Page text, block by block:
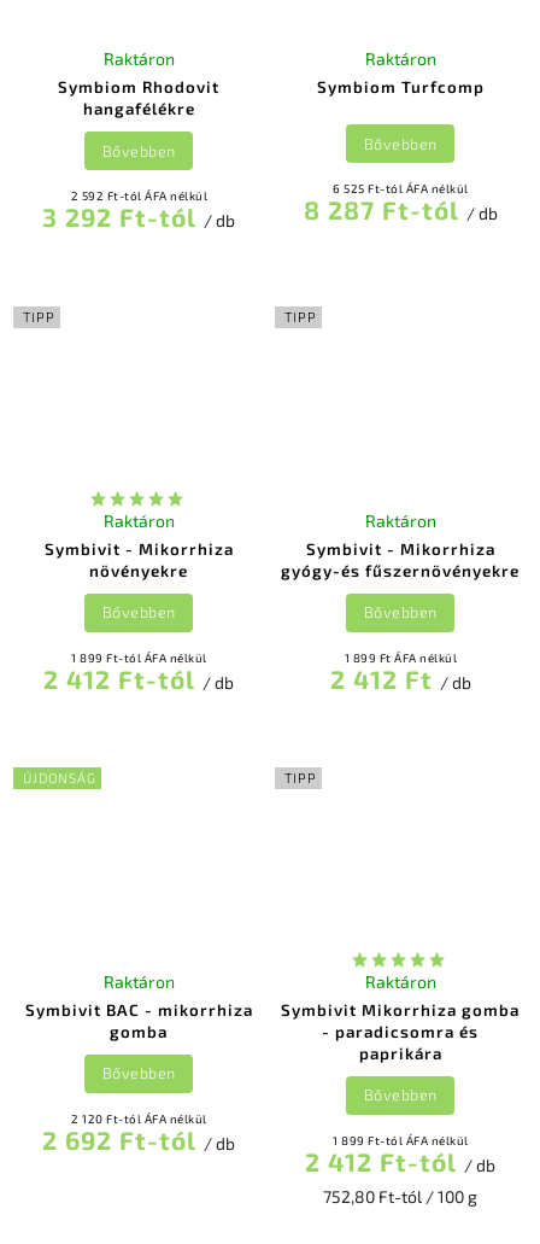
Symbiom Rhodovit
hangafélékre
Raktáron
2 592 Ft-tól ÁFA nélkül
3 292 Ft-tól / db
Bővebben
Symbiom Turfcomp
Raktáron
6 525 Ft-tól ÁFA nélkül
8 287 Ft-tól / db
Bővebben
TIPP
Symbivit - Mikorrhiza
növényekre
Raktáron
1 899 Ft-tól ÁFA nélkül
2 412 Ft-tól / db
Bővebben
TIPP
Symbivit - Mikorrhiza
gyógy-és fűszernövényekre
Raktáron
1 899 Ft ÁFA nélkül
2 412 Ft / db
Bővebben
ÚJDONSÁG
Symbivit BAC - mikorrhiza
gomba
Raktáron
2 120 Ft-tól ÁFA nélkül
2 692 Ft-tól / db
Bővebben
TIPP
Symbivit Mikorrhiza gomba
- paradicsomra és
paprikára
Raktáron
1 899 Ft-tól ÁFA nélkül
2 412 Ft-tól / db
752,80 Ft-tól / 100 g
Bővebben